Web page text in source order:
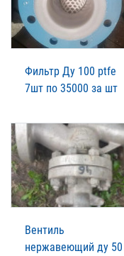
Фильтр Ду 100 ptfe
7шт по 35000 за шт
Вентиль
нержавеющий ду 50